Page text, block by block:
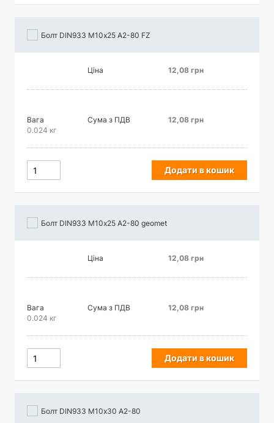
Болт DIN933 М10х25 А2-80 FZ
Ціна 12,08 грн
Вага
0.024 кг
Сума з ПДВ 12,08 грн
Додати в кошик
Болт DIN933 М10х25 А2-80 geomet
Ціна 12,08 грн
Вага
0.024 кг
Сума з ПДВ 12,08 грн
Додати в кошик
Болт DIN933 М10х30 А2-80